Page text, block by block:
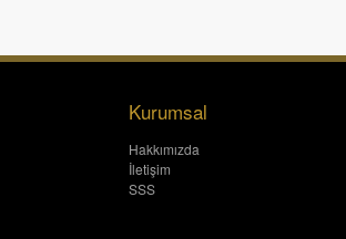
Kurumsal
Hakkımızda
İletişim
SSS